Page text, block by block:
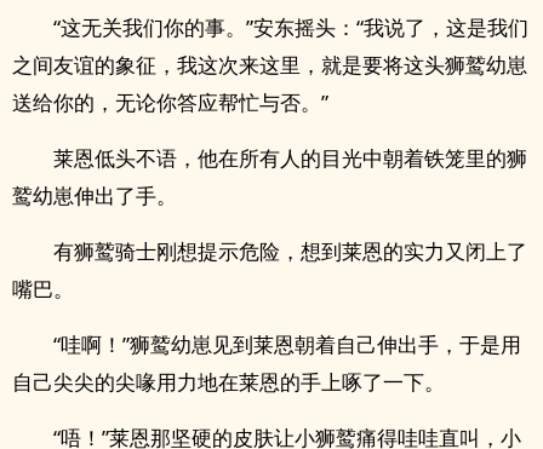
“这无关我们你的事。”安东摇头：“我说了，这是我们
之间友谊的象征，我这次来这里，就是要将这头狮鹫幼崽
送给你的，无论你答应帮忙与否。”
莱恩低头不语，他在所有人的目光中朝着铁笼里的狮
鹫幼崽伸出了手。
有狮鹫骑士刚想提示危险，想到莱恩的实力又闭上了
嘴巴。
“哇啊！”狮鹫幼崽见到莱恩朝着自己伸出手，于是用
自己尖尖的尖喙用力地在莱恩的手上啄了一下。
“唔！”莱恩那坚硬的皮肤让小狮鹫痛得哇哇直叫，小